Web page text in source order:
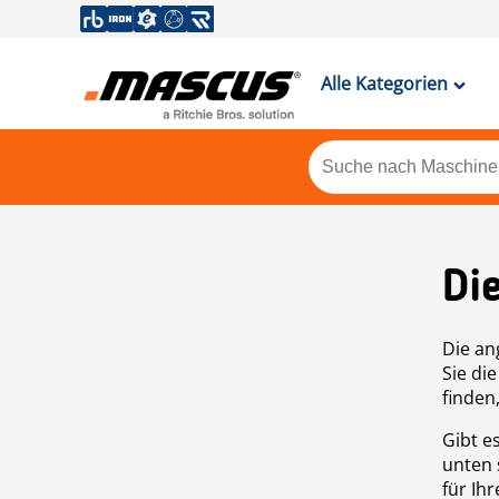
Alle Kategorien
Die
Sie
Gibt
unten
für